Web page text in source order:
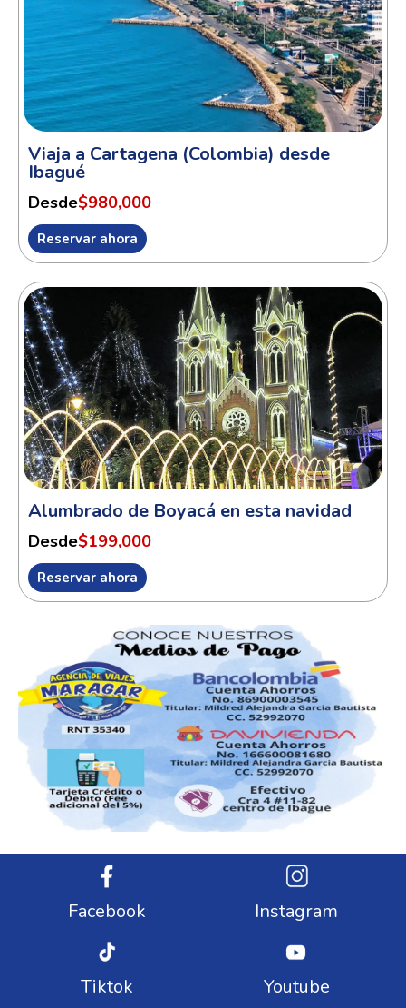
Viaja a Cartagena (Colombia) desde
Ibagué
Desde$980,000
Reservar ahora
Alumbrado de Boyacá en esta navidad
Desde$199,000
Reservar ahora
Facebook Instagram
Tiktok Youtube